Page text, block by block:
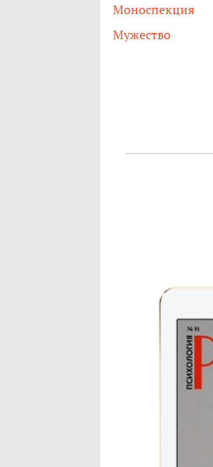
Моноспекция
Мужество